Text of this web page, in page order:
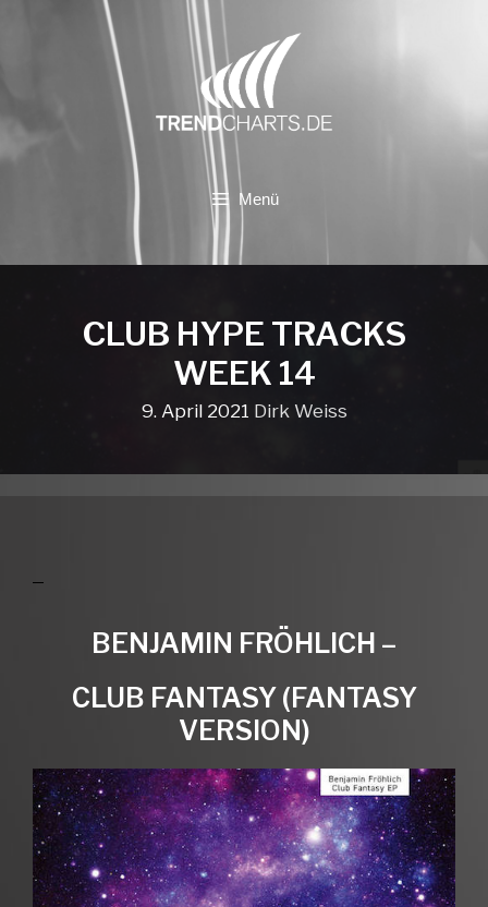
Menü
CLUB HYPE TRACKS
WEEK 14
9. April 2021 Dirk Weiss
BENJAMIN FRÖHLICH –
CLUB FANTASY (FANTASY
VERSION)